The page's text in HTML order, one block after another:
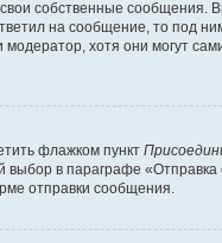
собственные сообщения.
на сообщение, то под
хотя они могут
флажком пункт
в параграфе
отправки сообщения.